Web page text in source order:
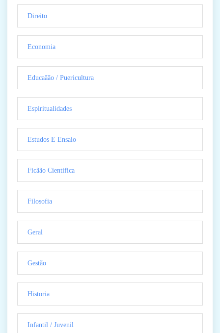
Direito
Economia
Educaãão / Puericultura
Espiritualidades
Estudos E Ensaio
Ficãão Cientifica
Filosofia
Geral
Gestão
Historia
Infantil / Juvenil